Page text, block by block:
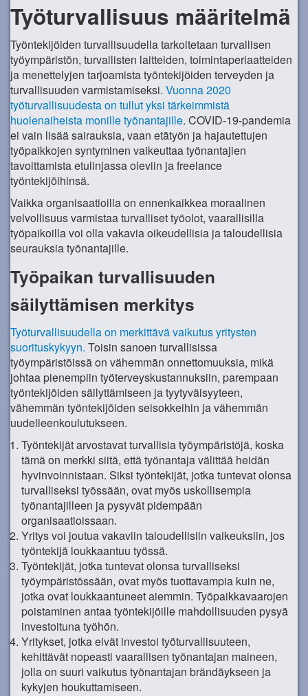
Työturvallisuus määritelmä
Työntekijöiden turvallisuudella tarkoitetaan turvallisen
työympäristön, turvallisten laitteiden, toimintaperiaatteiden
ja menettelyjen tarjoamista työntekijöiden terveyden ja
turvallisuuden varmistamiseksi. Vuonna 2020
työturvallisuudesta on tullut yksi tärkeimmistä
huolenaiheista monille työnantajille. COVID-19-pandemia
ei vain lisää sairauksia, vaan etätyön ja hajautettujen
työpaikkojen syntyminen vaikeuttaa työnantajien
tavoittamista etulinjassa oleviin ja freelance
työntekijöihinsä.
Vaikka organisaatioilla on ennenkaikkea moraalinen
velvollisuus varmistaa turvalliset työolot, vaarallisilla
työpaikoilla voi olla vakavia oikeudellisia ja taloudellisia
seurauksia työnantajille.
Työpaikan turvallisuuden
säilyttämisen merkitys
Työturvallisuudella on merkittävä vaikutus yritysten
suorituskykyyn. Toisin sanoen turvallisissa
työympäristöissä on vähemmän onnettomuuksia, mikä
johtaa pienempiin työterveyskustannuksiin, parempaan
työntekijöiden säilyttämiseen ja tyytyväisyyteen,
vähemmän työntekijöiden seisokkeihin ja vähemmän
uudelleenkoulutukseen.
Työntekijät arvostavat turvallisia työympäristöjä, koska
tämä on merkki siitä, että työnantaja välittää heidän
hyvinvoinnistaan. Siksi työntekijät, jotka tuntevat olonsa
turvalliseksi työssään, ovat myös uskollisempia
työnantajilleen ja pysyvät pidempään
organisaatioissaan.
Yritys voi joutua vakaviin taloudellisiin vaikeuksiin, jos
työntekijä loukkaantuu työssä.
Työntekijät, jotka tuntevat olonsa turvalliseksi
työympäristössään, ovat myös tuottavampia kuin ne,
jotka ovat loukkaantuneet aiemmin. Työpaikkavaarojen
poistaminen antaa työntekijöille mahdollisuuden pysyä
investoituna työhön.
Yritykset, jotka eivät investoi työturvallisuuteen,
kehittävät nopeasti vaarallisen työnantajan maineen,
jolla on suuri vaikutus työnantajan brändäykseen ja
kykyjen houkuttamiseen.